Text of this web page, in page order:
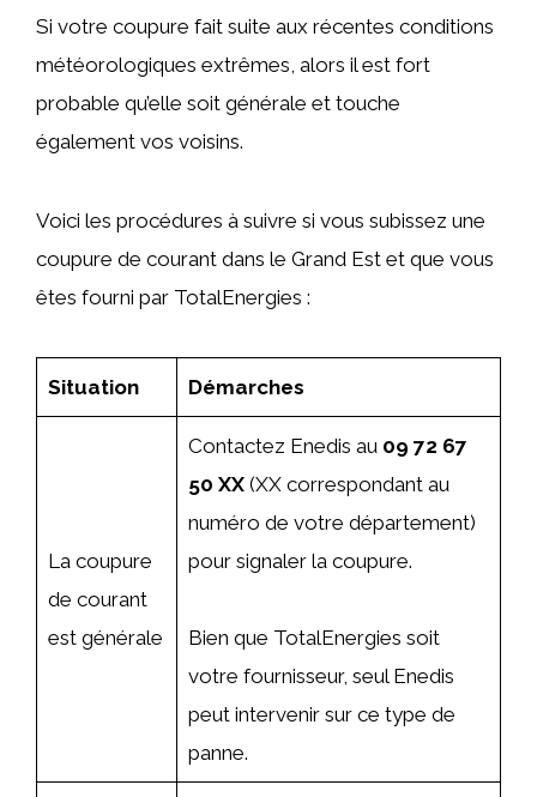
Si votre coupure fait suite aux récentes conditions
météorologiques extrêmes, alors il est fort
probable qu’elle soit générale et touche
également vos voisins.
Voici les procédures à suivre si vous subissez une
coupure de courant dans le Grand Est et que vous
êtes fourni par TotalEnergies :
Situation Démarches
La coupure
de courant
est générale
Contactez Enedis au 09 72 67
50 XX(XX correspondant au
numéro de votre département)
pour signaler la coupure.
Bien que TotalEnergies soit
votre fournisseur, seul Enedis
peut intervenir sur ce type de
panne.